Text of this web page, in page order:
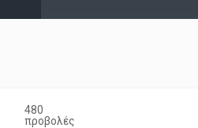
480
προβολές